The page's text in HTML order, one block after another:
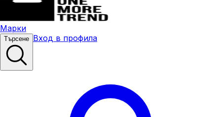
Марки
Търсене Вход в профила